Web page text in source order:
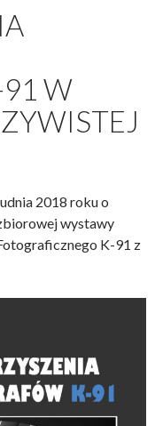
W
2018 roku o
wystawy
K-91 z